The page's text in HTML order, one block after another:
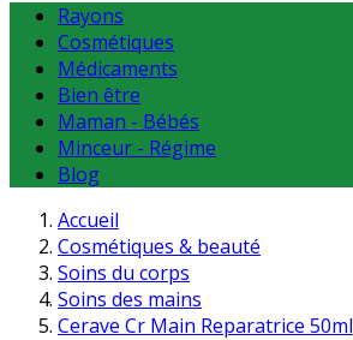
Rayons
Cosmétiques
Médicaments
Bien être
Maman - Bébés
Minceur - Régime
Blog
Accueil
Cosmétiques & beauté
Soins du corps
Soins des mains
Cerave Cr Main Reparatrice 50ml